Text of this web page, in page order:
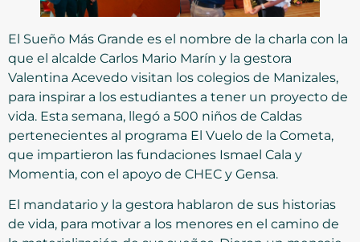
El Sueño Más Grande es el nombre de la charla con la
que el alcalde Carlos Mario Marín y la gestora
Valentina Acevedo visitan los colegios de Manizales,
para inspirar a los estudiantes a tener un proyecto de
vida. Esta semana, llegó a 500 niños de Caldas
pertenecientes al programa El Vuelo de la Cometa,
que impartieron las fundaciones Ismael Cala y
Momentia, con el apoyo de CHEC y Gensa.
El mandatario y la gestora hablaron de sus historias
de vida, para motivar a los menores en el camino de